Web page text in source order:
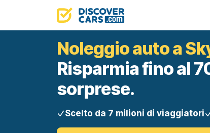
Noleggio auto a
Risparmia fino al
sorprese.
Scelto da 7 milioni di viaggiatori